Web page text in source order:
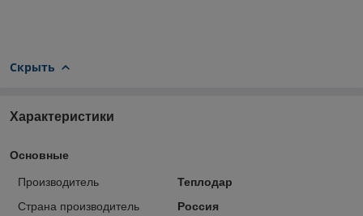
Скрыть
Характеристики
Основные
Производитель
Теплодар
Страна производитель
Россия